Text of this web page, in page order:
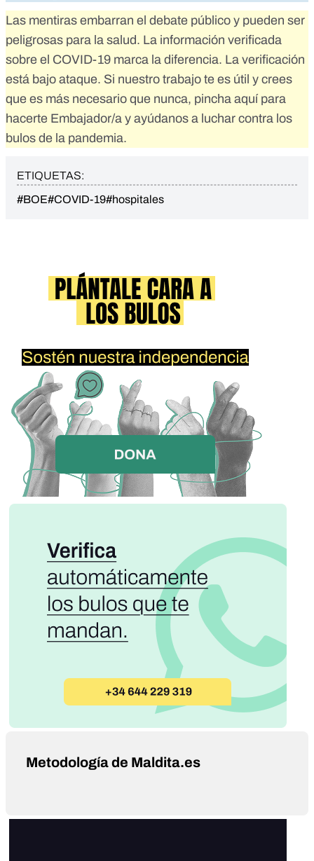
Las mentiras embarran el debate público y pueden ser
peligrosas para la salud. La información verificada
sobre el COVID-19 marca la diferencia. La verificación
está bajo ataque. Si nuestro trabajo te es útil y crees
que es más necesario que nunca, pincha aquí para
hacerte Embajador/a y ayúdanos a luchar contra los
bulos de la pandemia.
ETIQUETAS:
#BOE#COVID-19#hospitales
Metodología de Maldita.es